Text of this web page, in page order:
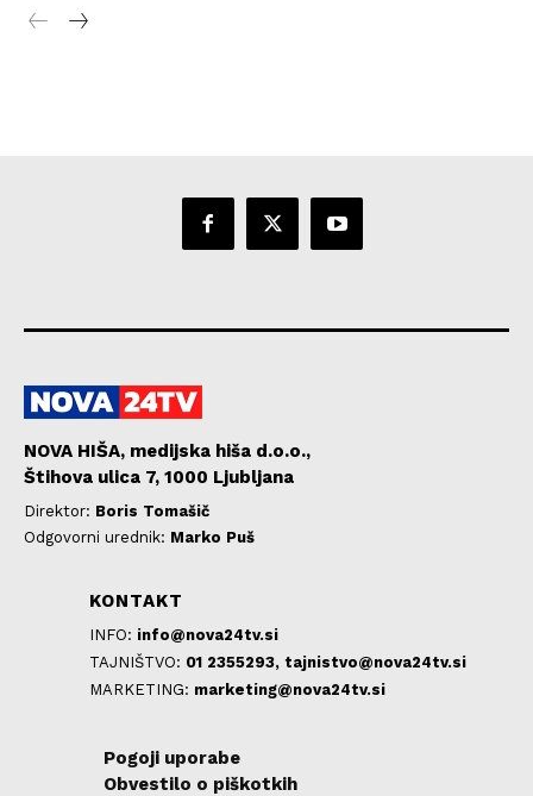
NOVA HIŠA, medijska hiša d.o.o.,
Štihova ulica 7, 1000 Ljubljana
Direktor: Boris Tomašič
Odgovorni urednik: Marko Puš
KONTAKT
INFO: info@nova24tv.si
TAJNIŠTVO: 01 2355293, tajnistvo@nova24tv.si
MARKETING: marketing@nova24tv.si
Pogoji uporabe
Obvestilo o piškotkih